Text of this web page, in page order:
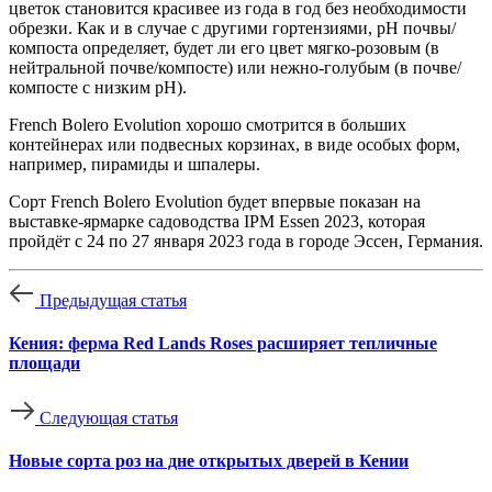
цветок становится красивее из года в год без необходимости
обрезки. Как и в случае с другими гортензиями, рН почвы/
компоста определяет, будет ли его цвет мягко-розовым (в
нейтральной почве/компосте) или нежно-голубым (в почве/
компосте с низким рН).
French Bolero Evolution хорошо смотрится в больших
контейнерах или подвесных корзинах, в виде особых форм,
например, пирамиды и шпалеры.
Сорт French Bolero Evolution будет впервые показан на
выставке-ярмарке садоводства IPM Essen 2023, которая
пройдёт с 24 по 27 января 2023 года в городе Эссен, Германия.
Предыдущая статья
Кения: ферма Red Lands Roses расширяет тепличные
площади
Следующая статья
Новые сорта роз на дне открытых дверей в Кении